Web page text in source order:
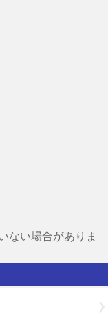
ない場合がありま